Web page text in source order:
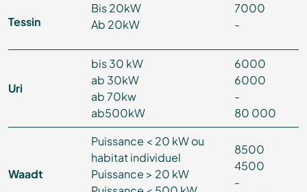
Tessin
Bis 20kW
Ab 20kW
7000
-
Uri
bis 30 kW
ab 30kW
ab 70kw
ab500kW
6000
6000
-
80 000
Waadt
Puissance < 20 kW ou
habitat individuel
Puissance > 20 kW
8500
4500
-